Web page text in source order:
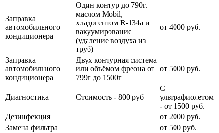
Заправка
автомобильного
кондиционера
Один контур до 790г.
маслом Mobil,
хладогентом R-134a и
вакуумирование
(удаление воздуха из
труб)
от 4000 руб.
Заправка
автомобильного
кондиционера
Двух контурная система
или объёмом фреона от
799г до 1500г
от 5000 руб.
Диагностика Стоимость - 800 руб
С
ультрафиолетом
- от 1500 руб.
Дезинфекция
от 2000 руб.
Замена фильтра
от 500 руб.